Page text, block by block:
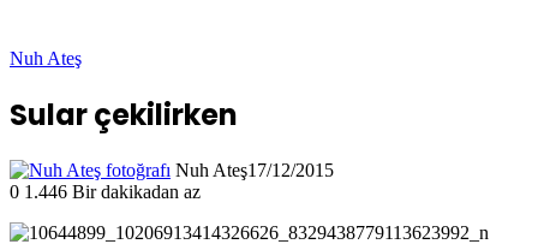
Nuh Ateş
Sular çekilirken
Nuh Ateş17/12/2015
0 1.446 Bir dakikadan az